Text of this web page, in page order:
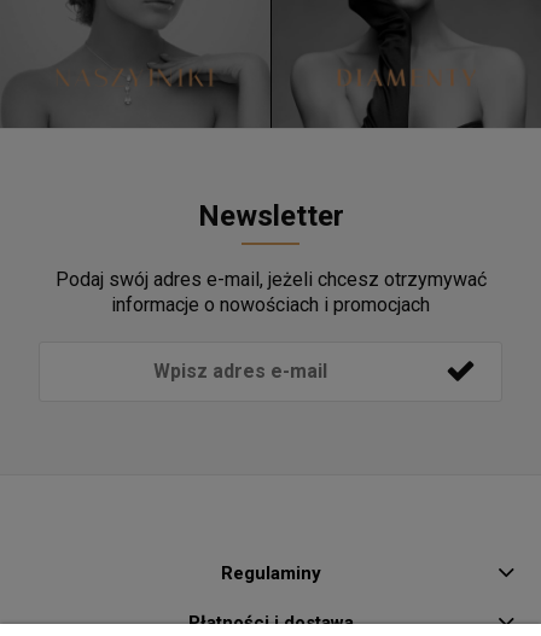
Newsletter
Podaj swój adres e-mail, jeżeli chcesz otrzymywać
informacje o nowościach i promocjach
Regulaminy
Płatności i dostawa